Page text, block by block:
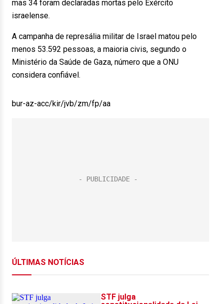
mas 34 foram declaradas mortas pelo Exército
israelense.
A campanha de represália militar de Israel matou pelo
menos 53.592 pessoas, a maioria civis, segundo o
Ministério da Saúde de Gaza, número que a ONU
considera confiável.
bur-az-acc/kir/jvb/zm/fp/aa